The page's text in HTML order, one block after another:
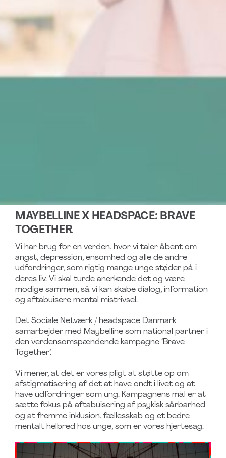
MAYBELLINE X HEADSPACE: BRAVE
TOGETHER
Vi har brug for en verden, hvor vi taler åbent om
angst, depression, ensomhed og alle de andre
udfordringer, som rigtig mange unge støder på i
deres liv. Vi skal turde anerkende det og være
modige sammen, så vi kan skabe dialog, information
og aftabuisere mental mistrivsel.
Det Sociale Netværk / headspace Danmark
samarbejder med Maybelline som national partner i
den verdensomspændende kampagne ‘Brave
Together’.
Vi mener, at det er vores pligt at støtte op om
afstigmatisering af det at have ondt i livet og at
have udfordringer som ung. Kampagnens mål er at
sætte fokus på aftabuisering af psykisk sårbarhed
og at fremme inklusion, fællesskab og et bedre
mentalt helbred hos unge, som er vores hjertesag.